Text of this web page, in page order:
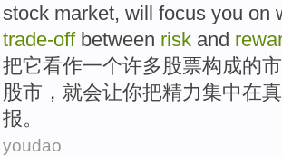
stock market, will focus you on
trade-offbetween risk and
把它看作一个许多股票构成的
股市 ， 就会让你把精力集中在
报。
youdao